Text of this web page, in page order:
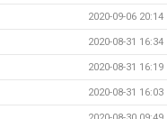
2020-09-06 20:14
2020-08-31 16:34
2020-08-31 16:19
2020-08-31 16:03